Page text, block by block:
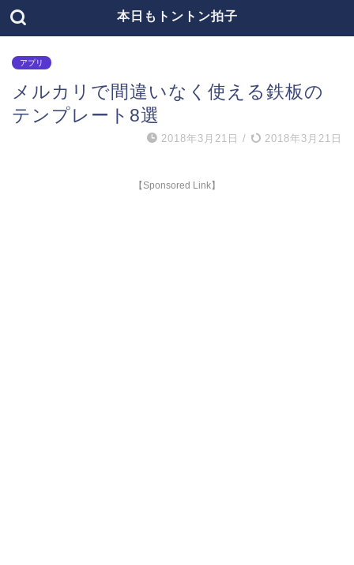
本日もトントン拍子
アプリ
メルカリで間違いなく使える鉄板の
テンプレート8選
2018年3月21日 / 2018年3月21日
【Sponsored Link】